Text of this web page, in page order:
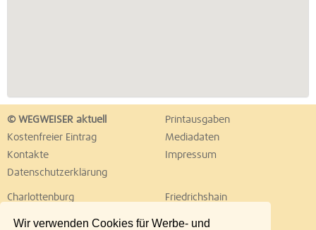
Wir verwenden Cookies für Werbe- und
© WEGWEISER aktuell
Printausgaben
Kostenfreier Eintrag
Mediadaten
Kontakte
Impressum
Datenschutzerklärung
Charlottenburg
Friedrichshain